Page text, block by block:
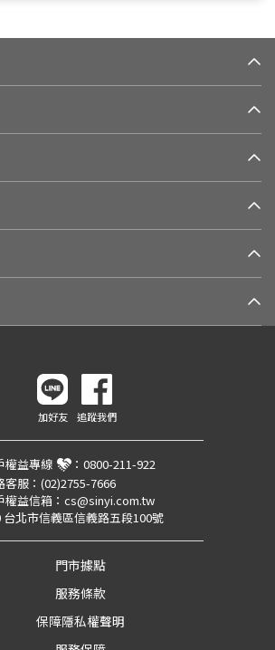
加好友 追蹤我們
權益專線 ： 0800-211-922
客服： (02)2755-7666
權益信箱： cs@sinyi.com.tw
台北市信義區信義路五段100號
門市據點
服務條款
保障隱私權聲明